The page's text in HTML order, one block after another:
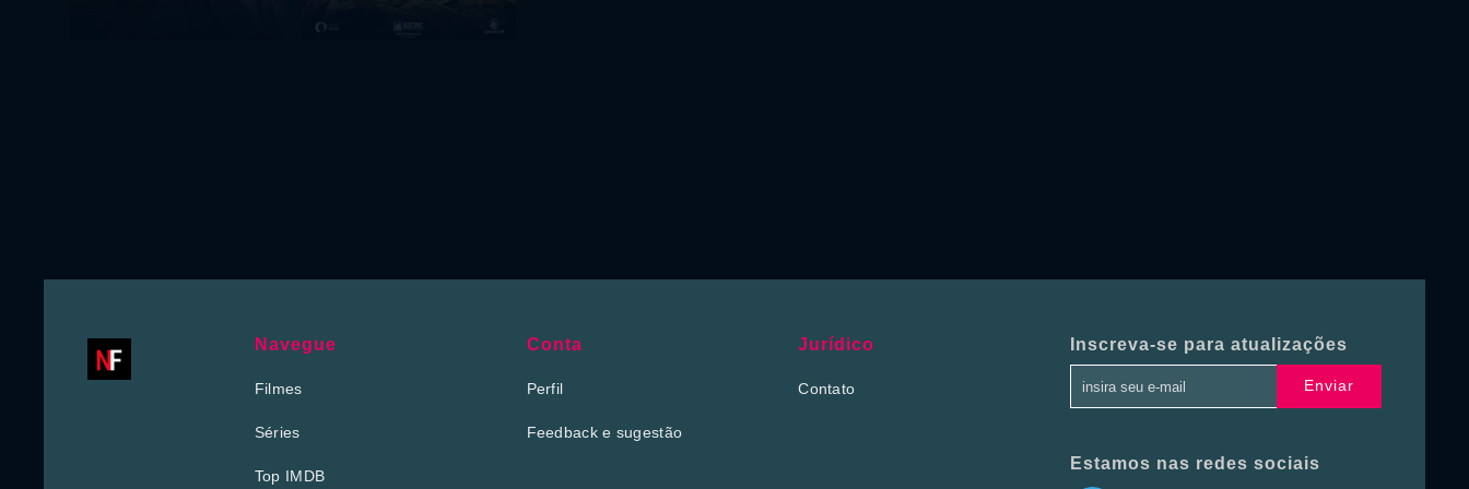
Navegue
Filmes
Séries
Top IMDB
Conta
Perfil
Feedback e sugestão
Jurídico
Contato
Inscreva-se para atualizações
Enviar
Estamos nas redes sociais